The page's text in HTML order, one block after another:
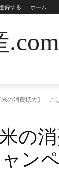
録する ホーム
.com
米の消費拡大】「
米の
ン